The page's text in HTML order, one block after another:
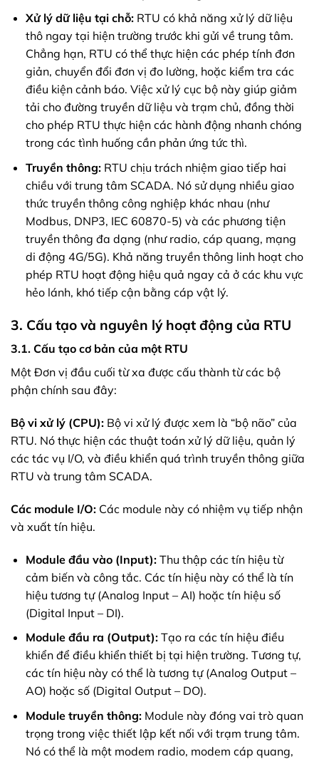
Xử lý dữ liệu tại chỗ:RTU có khả năng xử lý dữ liệu
thô ngay tại hiện trường trước khi gửi về trung tâm.
Chẳng hạn, RTU có thể thực hiện các phép tính đơn
giản, chuyển đổi đơn vị đo lường, hoặc kiểm tra các
điều kiện cảnh báo. Việc xử lý cục bộ này giúp giảm
tải cho đường truyền dữ liệu và trạm chủ, đồng thời
cho phép RTU thực hiện các hành động nhanh chóng
trong các tình huống cần phản ứng tức thì.
Truyền thông:RTU chịu trách nhiệm giao tiếp hai
chiều với trung tâm SCADA. Nó sử dụng nhiều giao
thức truyền thông công nghiệp khác nhau (như
Modbus, DNP3, IEC 60870-5) và các phương tiện
truyền thông đa dạng (như radio, cáp quang, mạng
di động 4G/5G). Khả năng truyền thông linh hoạt cho
phép RTU hoạt động hiệu quả ngay cả ở các khu vực
hẻo lánh, khó tiếp cận bằng cáp vật lý.
3. Cấu tạo và nguyên lý hoạt động của RTU
3.1. Cấu tạo cơ bản của một RTU
Một Đơn vị đầu cuối từ xa được cấu thành từ các bộ
phận chính sau đây:
Bộ vi xử lý (CPU): Bộ vi xử lý được xem là “bộ não” của
RTU. Nó thực hiện các thuật toán xử lý dữ liệu, quản lý
các tác vụ I/O, và điều khiển quá trình truyền thông giữa
RTU và trung tâm SCADA.
Các module I/O: Các module này có nhiệm vụ tiếp nhận
và xuất tín hiệu.
Module đầu vào (Input):Thu thập các tín hiệu từ
cảm biến và công tắc. Các tín hiệu này có thể là tín
hiệu tương tự (Analog Input – AI) hoặc tín hiệu số
(Digital Input – DI).
Module đầu ra (Output):Tạo ra các tín hiệu điều
khiển để điều khiển thiết bị tại hiện trường. Tương tự,
các tín hiệu này có thể là tương tự (Analog Output –
AO) hoặc số (Digital Output – DO).
Module truyền thông:Module này đóng vai trò quan
trọng trong việc thiết lập kết nối với trạm trung tâm.
Nó có thể là một modem radio, modem cáp quang,